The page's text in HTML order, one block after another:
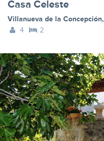
Casa Celeste
Villanueva de la Concepción,
4
2